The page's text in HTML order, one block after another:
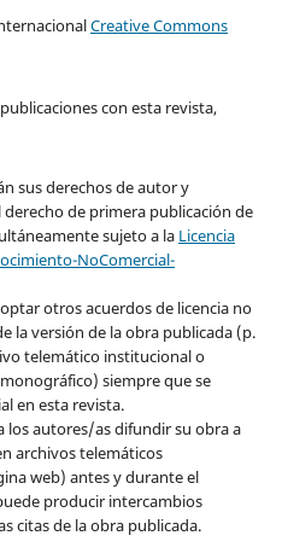
Creative Commons
con esta revista,
sus derechos de autor y
de primera publicación de
sujeto a la Licencia
NoComercial-
otros acuerdos de licencia no
la versión de la obra publicada (p.
telemático institucional o
siempre que se
en esta revista.
los autores/as difundir su obra a
archivos telemáticos
web) antes y durante el
producir intercambios
citas de la obra publicada.